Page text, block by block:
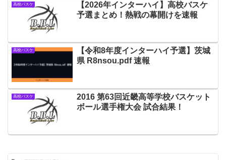
高校バスケ
【2026年インターハイ】高校バスケ
予選まとめ！熱戦の幕開けを速報
高校バスケ
【令和8年度インターハイ予選】茨城
県 R8nsou.pdf 速報
高校バスケ
2016 第63回近畿高等学校バスケット
ボール選手権大会 試合結果！